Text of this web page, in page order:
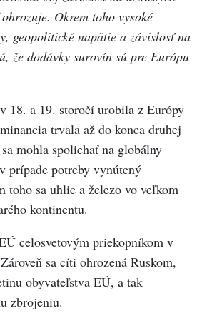
Okrem toho vysoké
geopolitické napätie a závislosť na
že dodávky surovín sú pre Európu
18. a 19. storočí urobila z Európy
trvala až do konca druhej
mohla spoliehať na globálny
prípade potreby vynútený
toho sa uhlie a železo vo veľkom
kontinentu.
celosvetovým priekopníkom v
sa cíti ohrozená Ruskom,
obyvateľstva EÚ, a tak
zbrojeniu.